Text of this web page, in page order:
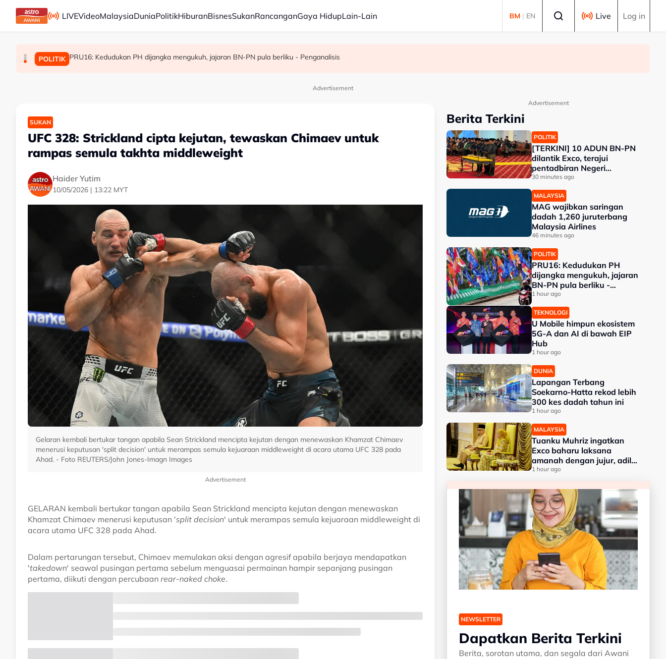
Skip to main content
LIVEVideoMalaysiaDuniaPolitikHiburanBisnesSukanRancanganGaya HidupLain-Lain BM | EN Live Log in
POLITIK [TERKINI] 10 ADUN BN-PN dilantik Exco, terajui pentadbiran Negeri Sembilan
MALAYSIA MAG wajibkan saringan dadah 1,260 juruterbang Malaysia Airlines
POLITIK PRU16: Kedudukan PH dijangka mengukuh, jajaran BN-PN pula berliku - Penganalisis
Advertisement
SUKAN
UFC 328: Strickland cipta kejutan, tewaskan Chimaev untuk
rampas semula takhta middleweight
Haider Yutim
10/05/2026 | 13:22 MYT
Gelaran kembali bertukar tangan apabila Sean Strickland mencipta kejutan dengan menewaskan Khamzat Chimaev
menerusi keputusan 'split decision' untuk merampas semula kejuaraan middleweight di acara utama UFC 328 pada
Ahad. - Foto REUTERS/John Jones-Imagn Images
Advertisement
GELARAN kembali bertukar tangan apabila Sean Strickland mencipta kejutan dengan menewaskan
Khamzat Chimaev menerusi keputusan 'split decision' untuk merampas semula kejuaraan middleweight di
acara utama UFC 328 pada Ahad.
Dalam pertarungan tersebut, Chimaev memulakan aksi dengan agresif apabila berjaya mendapatkan
'takedown' seawal pusingan pertama sebelum menguasai permainan hampir sepanjang pusingan
pertama, diikuti dengan percubaan rear-naked choke.
Advertisement
Berita Terkini
POLITIK
[TERKINI] 10 ADUN BN-PN
dilantik Exco, terajui
pentadbiran Negeri
Sembilan
30 minutes ago
MALAYSIA
MAG wajibkan saringan
dadah 1,260 juruterbang
Malaysia Airlines
46 minutes ago
POLITIK
PRU16: Kedudukan PH
dijangka mengukuh, jajaran
BN-PN pula berliku -
Penganalisis
1 hour ago
TEKNOLOGI
U Mobile himpun ekosistem
5G-A dan AI di bawah EIP
Hub
1 hour ago
DUNIA
Lapangan Terbang
Soekarno-Hatta rekod lebih
300 kes dadah tahun ini
1 hour ago
MALAYSIA
Tuanku Muhriz ingatkan
Exco baharu laksana
amanah dengan jujur, adil
dan profesional
1 hour ago
NEWSLETTER
Dapatkan Berita Terkini
Berita, sorotan utama, dan segala dari Awani